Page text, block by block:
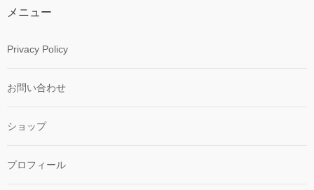
メニュー
Privacy Policy
お問い合わせ
ショップ
プロフィール